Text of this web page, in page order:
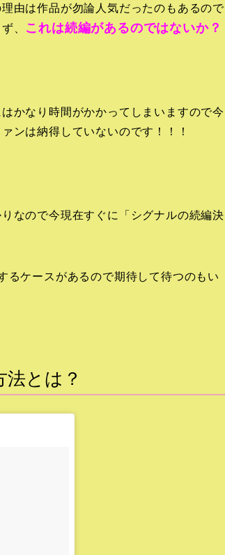
由は作品が勿論人気だったのもあるので
、 これは続編があるのではないか？
かなり時間がかかってしまいますので今
ンは納得していないのです！！！
なので今現在すぐに「シグナルの続編決
るケースがあるので期待して待つのもい
とは？